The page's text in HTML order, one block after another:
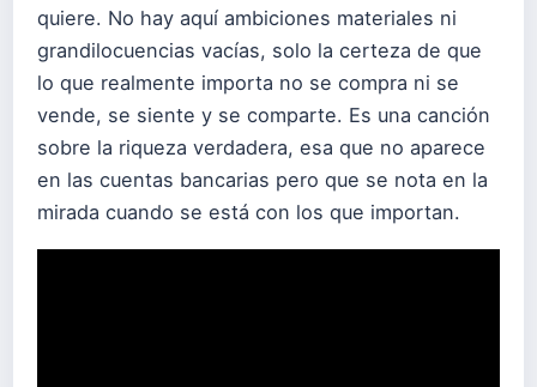
quiere. No hay aquí ambiciones materiales ni
grandilocuencias vacías, solo la certeza de que
lo que realmente importa no se compra ni se
vende, se siente y se comparte. Es una canción
sobre la riqueza verdadera, esa que no aparece
en las cuentas bancarias pero que se nota en la
mirada cuando se está con los que importan.